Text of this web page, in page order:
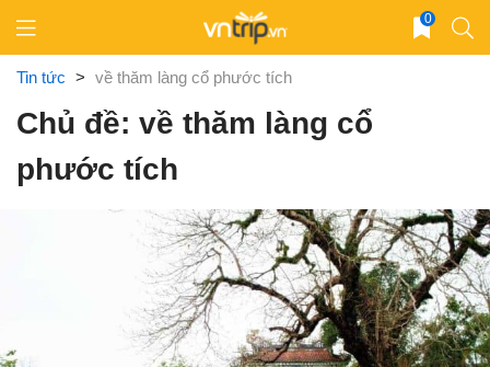
content
0
Tin tức > về thăm làng cổ phước tích
Chủ đề: về thăm làng cổ
phước tích